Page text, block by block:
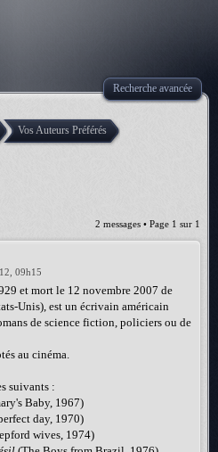
Recherche avancée
Vos Auteurs Préférés
2 messages • Page 1 sur 1
09h15
et mort le 12 novembre 2007 de
Unis), est un écrivain américain
de science fiction, policiers ou de
au cinéma.
suivants :
Baby, 1967)
day, 1970)
wives, 1974)